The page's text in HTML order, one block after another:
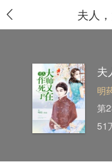
夫人
夫
明
第
51